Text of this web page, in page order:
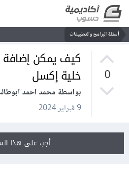
أسئلة البرامج والتطبيقات
0
كيف يمكن إضافة
خلية إكسل
بواسطة محمد احمد
9 فبراير 2024
أجب على هذا